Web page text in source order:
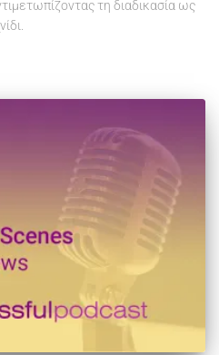
τη διαδικασία ως